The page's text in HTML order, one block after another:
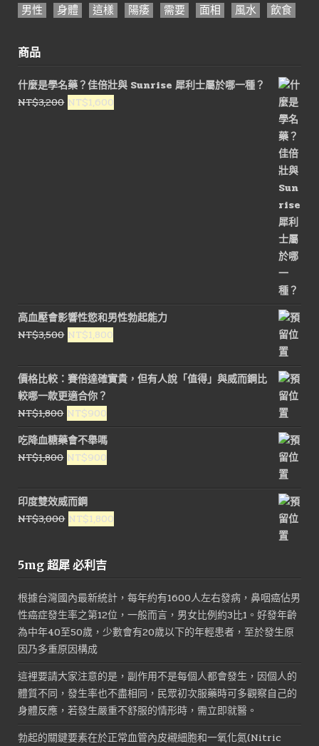
男性
身體 這樣 陽痿 需要 面相 風水 飲食
商品
什麼是學名藥？佳倍壯與 Sunrise 犀利士屬於哪一種？
NT$3,200 原
NT$1,600
高血壓會影響性慾和男性勃起能力
NT$3,500 原
價
格：
NT$3,500。
NT$1,800
價
格：
價格比較：賽倍達確實貴，但有人說「值得」與威而鋼比
較哪一款更適合你？
NT$1,800 原
始
價
格：
NT$900
前
價
格：
吃降血糖藥會不舉嗎
NT$1,800 原
價
格：
NT$1,800。
NT$900
價
格：
NT$900。
印度雙效威而鋼
NT$3,000 原
格：
NT$1,800
5mg 超犀 必利吉
根據台灣國內最新統計，每年約有1600人左右發病，鼻咽癌佔男
性癌症發生率之第12位，一般而言，男女比例約3比1。好發年齡
為中年40至50歲，少數會有20歲以下的年輕患者，至於發生原
因乃多重原因構成
這裡要請大家注意的是，副作用不是每個人都會發生，因個人的
體質不同，發生率也不盡相同，民眾初次服藥時可多觀察自己的
身體反應，若發生嚴重不舒服的情形時，需立即就醫。
勃起的關鍵要素在於正常血管內皮襯細胞和一氧化氮(Nitric